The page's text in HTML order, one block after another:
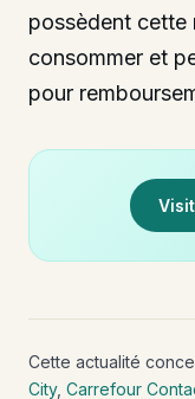
possèdent cette
consommer et
pour
Cette actualité
City, Carrefour